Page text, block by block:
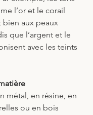
l’or et le corail
bien aux peaux
que l’argent et le
avec les teints
métal, en résine, en
ou en bois